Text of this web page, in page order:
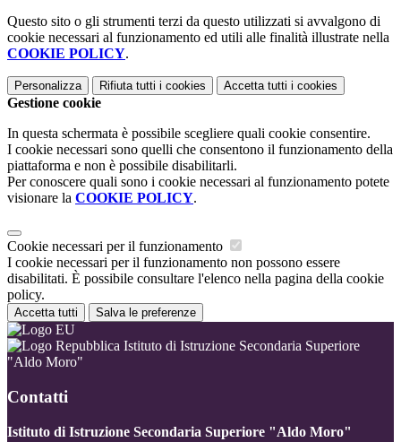
Questo sito o gli strumenti terzi da questo utilizzati si avvalgono di
cookie necessari al funzionamento ed utili alle finalità illustrate nella
COOKIE POLICY.
Personalizza Rifiuta tutti i cookies Accetta tutti i cookies
Gestione cookie
In questa schermata è possibile scegliere quali cookie consentire.
I cookie necessari sono quelli che consentono il funzionamento della
piattaforma e non è possibile disabilitarli.
Per conoscere quali sono i cookie necessari al funzionamento potete
visionare la COOKIE POLICY.
Cookie necessari per il funzionamento
I cookie necessari per il funzionamento non possono essere
disabilitati. È possibile consultare l'elenco nella pagina della cookie
policy.
Accetta tutti Salva le preferenze
Istituto di Istruzione Secondaria Superiore
"Aldo Moro"
Contatti
Istituto di Istruzione Secondaria Superiore "Aldo Moro"